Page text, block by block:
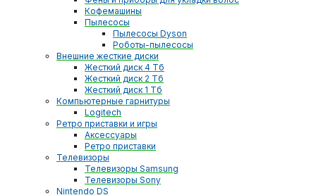
Кофемашины
Пылесосы
Пылесосы Dyson
Роботы-пылесосы
Внешние жесткие диски
Жесткий диск 4 Тб
Жесткий диск 2 Тб
Жесткий диск 1 Тб
Компьютерные гарнитуры
Logitech
Ретро приставки и игры
Аксессуары
Ретро приставки
Телевизоры
Телевизоры Samsung
Телевизоры Sony
Nintendo DS